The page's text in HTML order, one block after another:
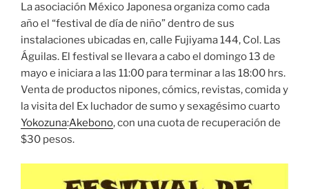
La asociación México Japonesa organiza como cada
año el “festival de día de niño” dentro de sus
instalaciones ubicadas en, calle Fujiyama 144, Col. Las
Águilas. El festival se llevara a cabo el domingo 13 de
mayo e iniciara a las 11:00 para terminar a las 18:00 hrs.
Venta de productos nipones, cómics, revistas, comida y
la visita del Ex luchador de sumo y sexagésimo cuarto
Yokozuna:Akebono, con una cuota de recuperación de
$30 pesos.